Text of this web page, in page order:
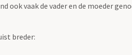
vaak de vader en de moeder
breder: